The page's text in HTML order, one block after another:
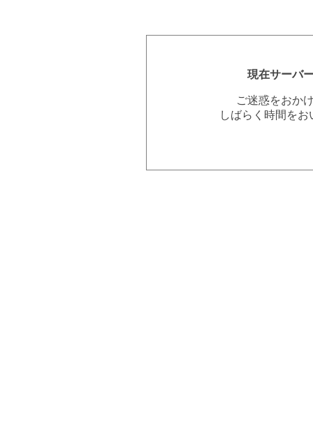
現在サーバ
ご迷惑をおか
しばらく時間を